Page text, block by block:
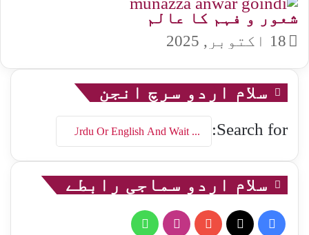
شعور و فہم کا عالم
18 اکتوبر, 2025
سلام اردو سرچ انجن
Search for:
سلام اردو سماجی رابطے
Facebook
YouTube
Instagram
WhatsApp